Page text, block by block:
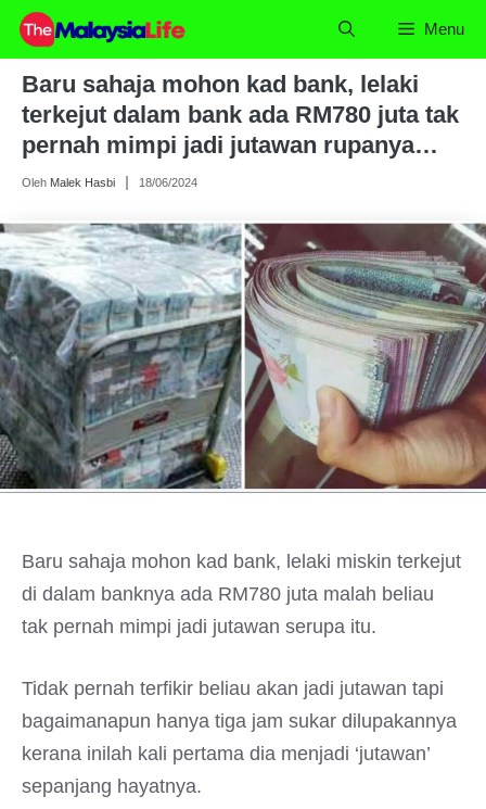
Skip
content
Menu
Baru sahaja mohon kad bank, lelaki
terkejut dalam bank ada RM780 juta tak
pernah mimpi jadi jutawan rupanya…
Oleh Malek Hasbi 18/06/2024
Baru sahaja mohon kad bank, lelaki miskin terkejut
di dalam banknya ada RM780 juta malah beliau
tak pernah mimpi jadi jutawan serupa itu.
Tidak pernah terfikir beliau akan jadi jutawan tapi
bagaimanapun hanya tiga jam sukar dilupakannya
kerana inilah kali pertama dia menjadi ‘jutawan’
sepanjang hayatnya.